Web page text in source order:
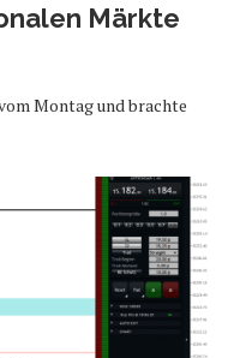
Märkte
Montag und brachte